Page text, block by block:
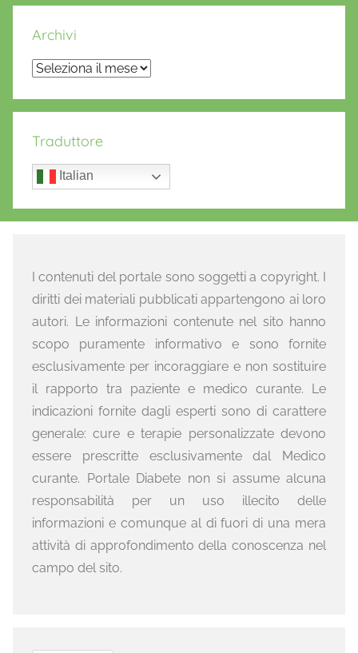
Archivi
Archivi
Traduttore
Italian
I contenuti del portale sono soggetti a copyright. I
diritti dei materiali pubblicati appartengono ai loro
autori. Le informazioni contenute nel sito hanno
scopo puramente informativo e sono fornite
esclusivamente per incoraggiare e non sostituire
il rapporto tra paziente e medico curante. Le
indicazioni fornite dagli esperti sono di carattere
generale: cure e terapie personalizzate devono
essere prescritte esclusivamente dal Medico
curante. Portale Diabete non si assume alcuna
responsabilità per un uso illecito delle
informazioni e comunque al di fuori di una mera
attività di approfondimento della conoscenza nel
campo del sito.